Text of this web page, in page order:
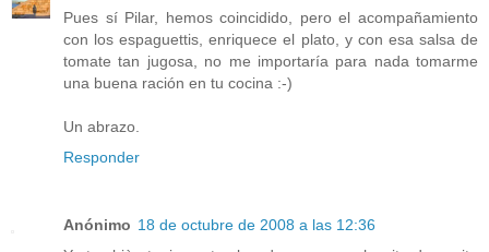
Pues sí Pilar, hemos coincidido, pero el acompañamiento
con los espaguettis, enriquece el plato, y con esa salsa de
tomate tan jugosa, no me importaría para nada tomarme
una buena ración en tu cocina :-)
Un abrazo.
Responder
Anónimo 18 de octubre de 2008 a las 12:36